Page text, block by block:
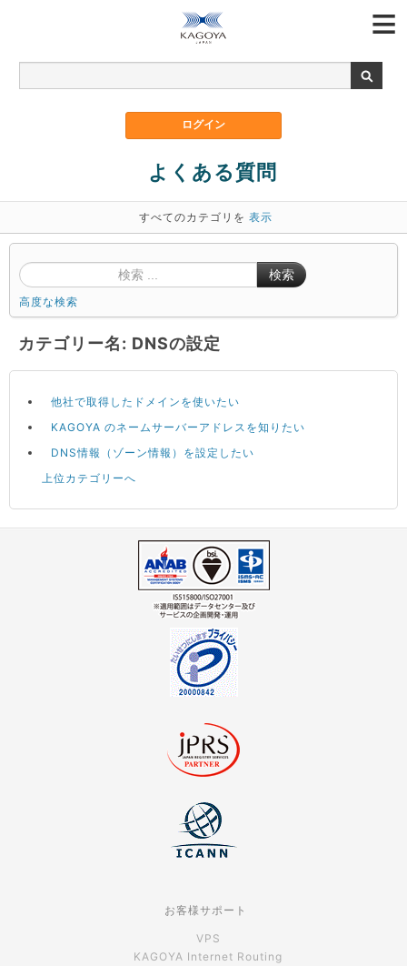
よくある質問
すべてのカテゴリを 表示
検索
高度な検索
カテゴリー名: DNSの設定
他社で取得したドメインを使いたい
KAGOYA のネームサーバーアドレスを知りたい
DNS情報（ゾーン情報）を設定したい
上位カテゴリーへ
お客様サポート
VPS
KAGOYA Internet Routing